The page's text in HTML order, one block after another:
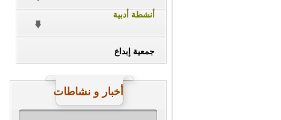
أنشطة أدبية
جمعية إبداع
أخبار و نشاطات